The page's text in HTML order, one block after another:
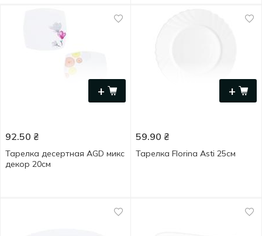
+
92.50 ₴
Тарелка десертная AGD микс
декор 20см
+
59.90 ₴
Тарелка Florina Asti 25см